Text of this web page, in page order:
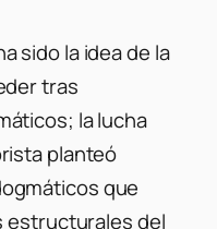
sido la idea de la
tras
la lucha
planteó
que
estructurales del